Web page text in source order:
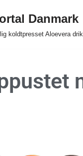
Danmark
koldtpresset Aloevera